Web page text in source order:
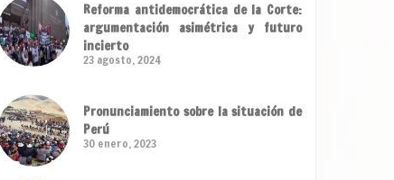
Reforma antidemocrática de la Corte:
argumentación asimétrica y futuro
incierto
23 agosto, 2024
Pronunciamiento sobre la situación de
Perú
30 enero, 2023